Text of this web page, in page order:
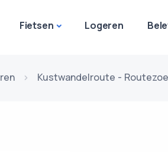
Fietsen Logeren
Kustwandelroute -